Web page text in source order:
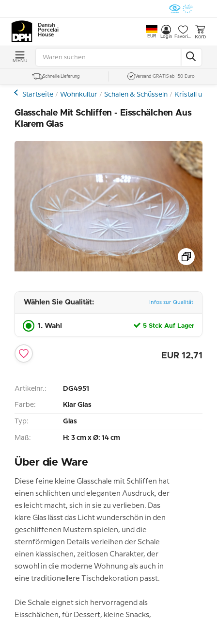
Danish
Porcelain
House
EUR Login Favoriten Korb
MENÜ
Schnelle Lieferung Versand GRATIS ab 150 Euro
Startseite Wohnkultur Schalen & Schüsseln Kristall und
Glasschale Mit Schliffen - Eisschälchen Aus
Klarem Glas
Wählen Sie Qualität: Infos zur Qualität
1. Wahl 5 Stck Auf Lager
EUR 12,71
Artikelnr.: DG4951
Farbe: Klar Glas
Typ: Glas
Maß: H: 3 cm x Ø: 14 cm
Über die Ware
Diese feine kleine Glasschale mit Schliffen hat
einen schlichten und eleganten Ausdruck, der
es leicht macht, sich in sie zu verlieben. Das
klare Glas lässt das Licht wunderschön in den
geschliffenen Mustern spielen, und die
sternförmigen Details verleihen der Schale
einen klassischen, zeitlosen Charakter, der
sowohl in die moderne Wohnung als auch in
eine traditionellere Tischdekoration passt.
Die Schale eignet sich hervorragend als
Eisschälchen, für Dessert, kleine Snacks,